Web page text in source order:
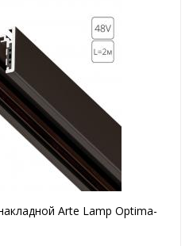
Arte Lamp Optima-